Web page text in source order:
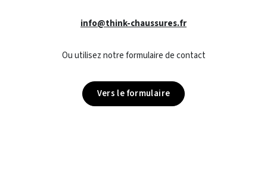
info@think-chaussures.fr
Ou utilisez notre formulaire de contact
Vers le formulaire